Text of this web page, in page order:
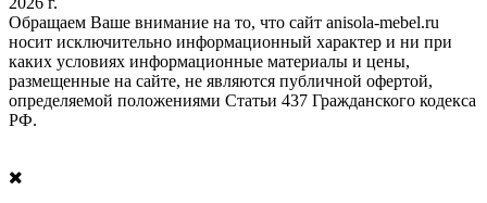
Обращаем Ваше внимание на то, что сайт anisola-mebel.ru
носит исключительно информационный характер и ни при
каких условиях информационные материалы и цены,
размещенные на сайте, не являются публичной офертой,
определяемой положениями Статьи 437 Гражданского кодекса
РФ.